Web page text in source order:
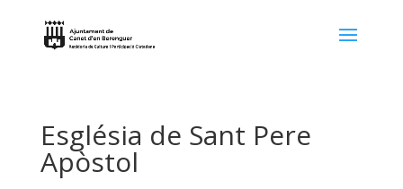
Església de Sant Pere
Apòstol